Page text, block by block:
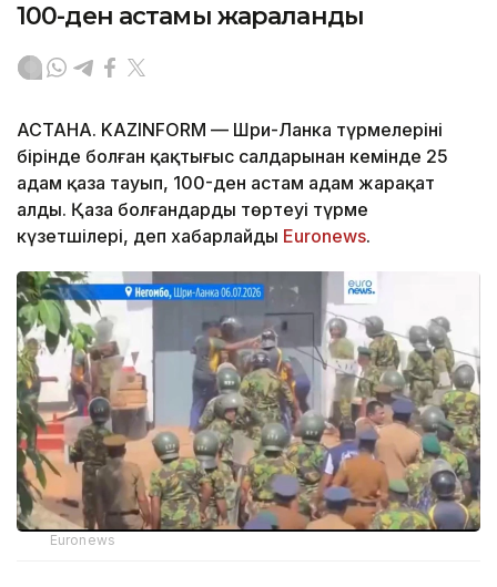
100-ден астамы жараланды
АСТАНА. KAZINFORM — Шри-Ланка түрмелерінің
бірінде болған қақтығыс салдарынан кемінде 25
адам қаза тауып, 100-ден астам адам жарақат
алды. Қаза болғандардың төртеуі түрме
күзетшілері, деп хабарлайды Euronews.
Euronews